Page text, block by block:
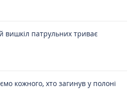
вишкіл патрульних триває
кожного, хто загинув у полоні